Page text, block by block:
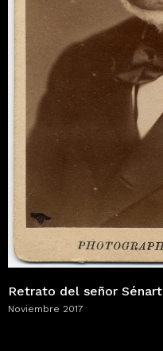
Retrato del señor Sénart
Noviembre 2017